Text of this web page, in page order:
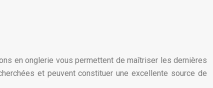
en onglerie vous permettent de maîtriser les dernières
et peuvent constituer une excellente source de